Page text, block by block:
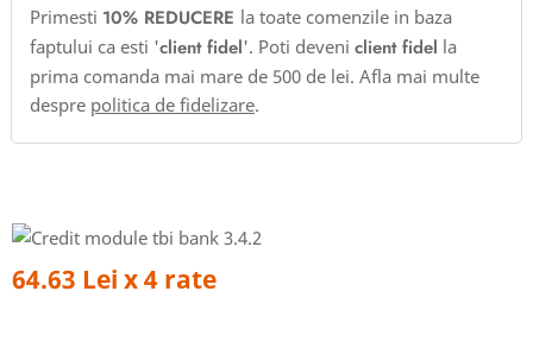
Primesti 10% REDUCERE la toate comenzile in baza
faptului ca esti 'client fidel'. Poti deveni client fidel la
prima comanda mai mare de 500 de lei. Afla mai multe
despre politica de fidelizare.
64.63 Lei x 4 rate